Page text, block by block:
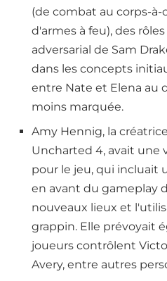
(de combat au corps-à-
d'armes à feu), des
adversarial de Sam
dans les concepts
entre Nate et Elena au
moins marquée.
Amy Hennig, la
Uncharted 4, avait une
pour le jeu, qui incluait
en avant du gameplay
nouveaux lieux et
grappin. Elle prévoyait
joueurs contrôlent
Avery, entre autres